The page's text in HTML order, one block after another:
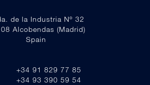
de la Industria Nº 32
Alcobendas (Madrid)
Spain
+34 91 829 77 85
+34 93 390 59 54